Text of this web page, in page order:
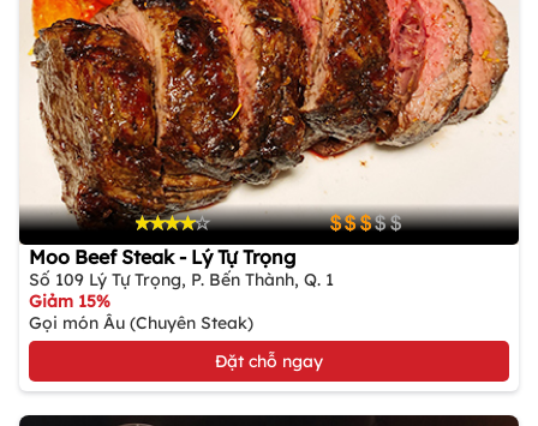
Moo Beef Steak - Lý Tự Trọng
Số 109 Lý Tự Trọng, P. Bến Thành, Q. 1
Giảm 15%
Gọi món Âu (Chuyên Steak)
Đặt chỗ ngay